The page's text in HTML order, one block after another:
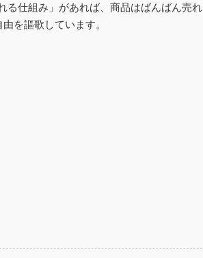
る仕組み」があれば、商品はばんばん売れ
を謳歌しています。